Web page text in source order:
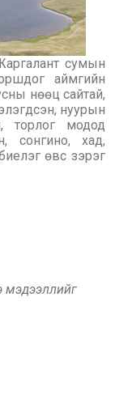
сумын
аймгийн
нөөц сайтай,
нуурын
торлог модод
сонгино, хад,
өвс зэрэг
мэдээллийг